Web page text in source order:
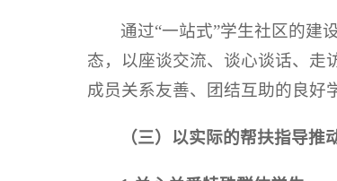
通过“一站式”学生社区的建
态，以座谈交流、谈心谈话、走
成员关系友善、团结互助的良好
（三）以实际的帮扶指导推